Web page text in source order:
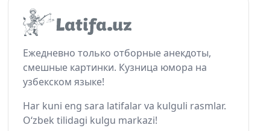
Ежедневно только отборные анекдоты,
смешные картинки. Кузница юмора на
узбекском языке!
Har kuni eng sara latifalar va kulguli rasmlar.
O‘zbek tilidagi kulgu markazi!